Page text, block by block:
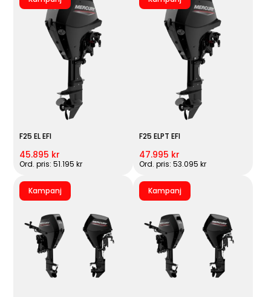
F25 EL EFI
45.895 kr
Ord. pris: 51.195 kr
F25 ELPT EFI
47.995 kr
Ord. pris: 53.095 kr
Kampanj Kampanj